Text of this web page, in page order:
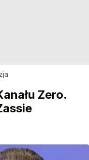
Zero.